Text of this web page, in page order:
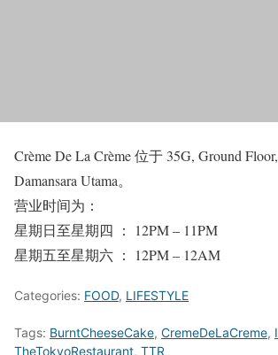
Crème De La Crème 位于 35G, Ground
Damansara Utama。
营业时间为：
星期日至星期四 ： 12PM – 11PM
星期五至星期六 ： 12PM – 12AM
Categories: FOOD, LIFESTYLE
Tags: BurntCheeseCake, CremeDeLaCreme,
TheTokyoRestaurant, TTR